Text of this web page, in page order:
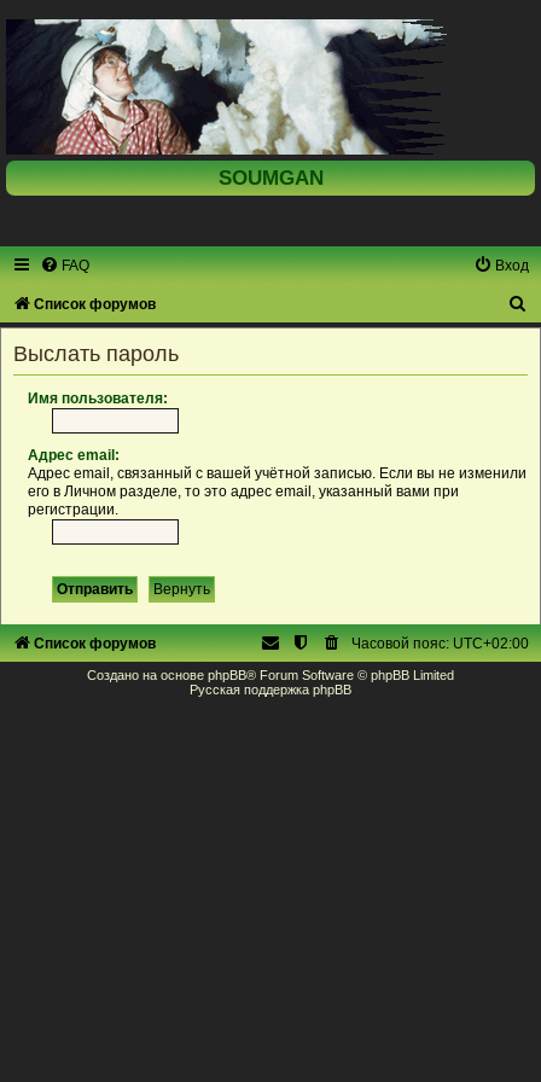
SOUMGAN
FAQ Вход
Список форумов
Выслать пароль
Имя пользователя:
Адрес email:
Адрес email, связанный с вашей учётной записью. Если вы не изменили
его в Личном разделе, то это адрес email, указанный вами при
регистрации.
Список форумов Часовой пояс:UTC+02:00
Создано на основе phpBB® Forum Software © phpBB Limited
Русская поддержка phpBB